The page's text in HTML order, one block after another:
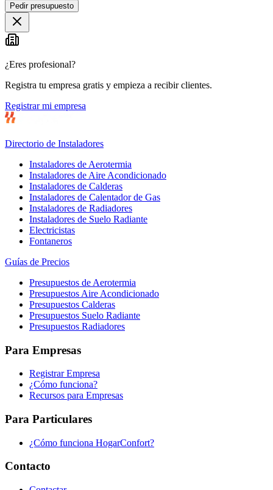
+
−
Pedir presupuesto
¿Eres profesional?
Registra tu empresa gratis y empieza a recibir clientes.
Registrar mi empresa
Directorio de Instaladores
Instaladores de Aerotermia
Instaladores de Aire Acondicionado
Instaladores de Calderas
Instaladores de Calentador de Gas
Instaladores de Radiadores
Instaladores de Suelo Radiante
Electricistas
Fontaneros
Guías de Precios
Presupuestos de Aerotermia
Presupuestos Aire Acondicionado
Presupuestos Calderas
Presupuestos Suelo Radiante
Presupuestos Radiadores
Para Empresas
Registrar Empresa
¿Cómo funciona?
Recursos para Empresas
Para Particulares
¿Cómo funciona HogarConfort?
Contacto